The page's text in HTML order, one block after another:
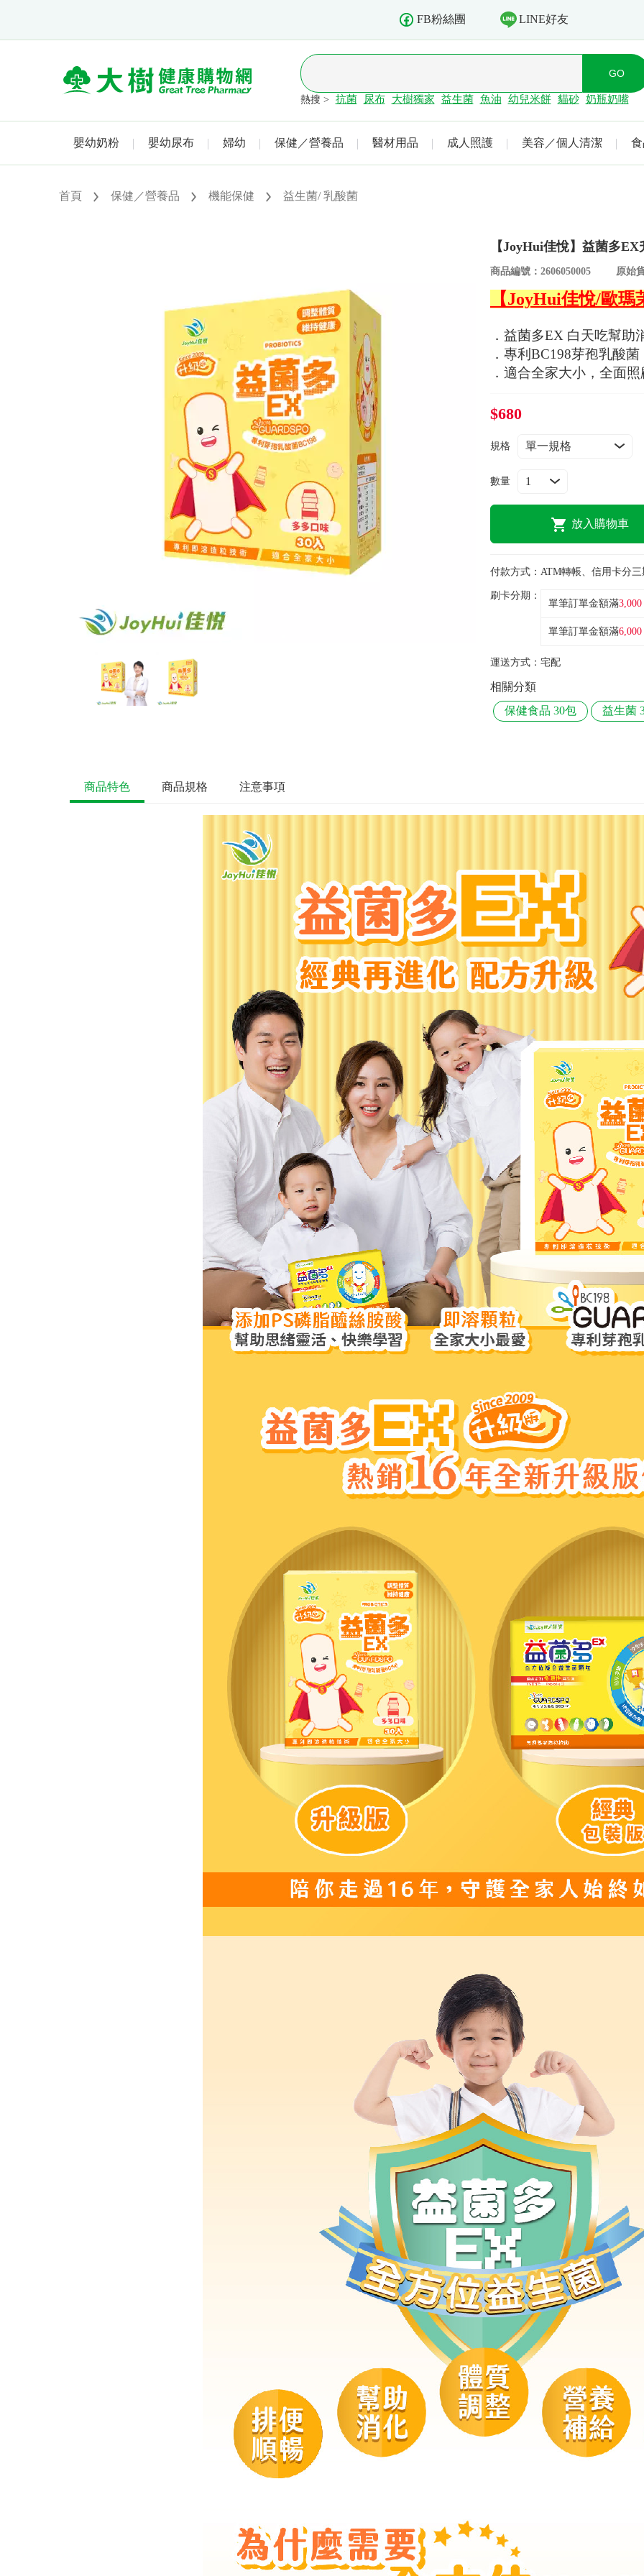
FB粉絲團 LINE好友
熱搜 > 抗菌 尿布 大樹獨家 益生菌 魚油 幼兒米餅 貓砂 奶瓶奶嘴
嬰幼奶粉 嬰幼尿布 婦幼 保健／營養品 醫材用品 成人照護 美容／個人清潔
首頁 保健／營養品 機能保健 益生菌/ 乳酸菌
【JoyHui佳悅】益菌多
商品編號：2606050005 原始
【JoyHui佳悅/歐
．益菌多EX 白天吃幫助
．專利BC198芽孢乳酸
．適合全家大小，全面
$680
規格
數量
放入購物車
付款方式： ATM轉帳、信用卡分
刷卡分期：
單筆訂單金額滿3,000
單筆訂單金額滿6,000
運送方式： 宅配
相關分類
保健食品 30包
益生菌
商品特色 商品規格 注意事項